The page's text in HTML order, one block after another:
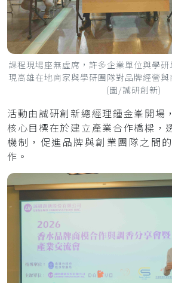
課程現場座無虛席，許多企業單位與學
現高雄在地商家與學研團隊對品牌經營與
(圖/誠研創新)
活動由誠研創新總經理鍾金峯開場
核心目標在於建立產業合作橋樑，
機制，促進品牌與創業團隊之間
作。